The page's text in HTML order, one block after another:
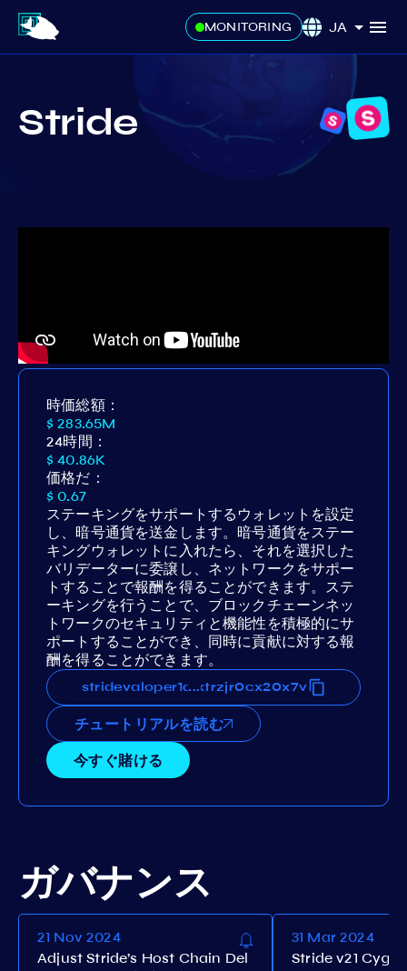
MONITORING JA
Stride
時価総額：
$ 283.65M
24時間：
$ 40.86K
価格だ：
$ 0.67
ステーキングをサポートするウォレットを設定
し、暗号通貨を送金します。暗号通貨をステー
キングウォレットに入れたら、それを選択した
バリデーターに委譲し、ネットワークをサポー
トすることで報酬を得ることができます。ステ
ーキングを行うことで、ブロックチェーンネッ
トワークのセキュリティと機能性を積極的にサ
ポートすることができ、同時に貢献に対する報
酬を得ることができます。
...
チュートリアルを読む
今すぐ賭ける
ガバナンス
21 Nov 2024
Adjust Stride’s Host Chain Del
31 Mar 2024
Stride v21